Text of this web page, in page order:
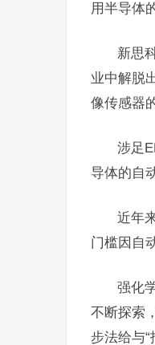
用半导体
新思
业中解脱
像传感器
涉足
导体的自
近年
门槛因自
强化
不断探索
步法给与